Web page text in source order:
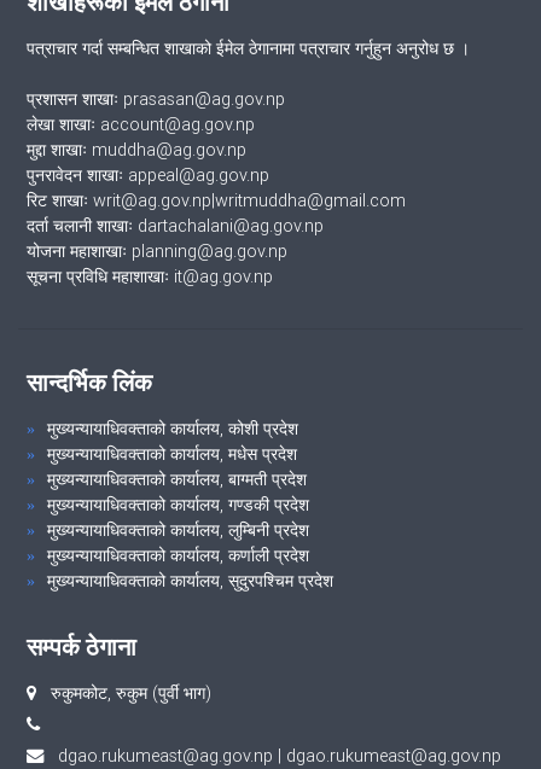
पत्राचार गर्दा सम्बन्धित शाखाको ईमेल ठेगानामा पत्राचार गर्नुहुन अनुरोध छ ।
प्रशासन शाखाः prasasan@ag.gov.np
लेखा शाखाः account@ag.gov.np
मुद्दा शाखाः muddha@ag.gov.np
पुनरावेदन शाखाः appeal@ag.gov.np
रिट शाखाः writ@ag.gov.np|writmuddha@gmail.com
दर्ता चलानी शाखाः dartachalani@ag.gov.np
योजना महाशाखाः planning@ag.gov.np
सूचना प्रविधि महाशाखाः it@ag.gov.np
सान्दर्भिक लिंक
मुख्यन्यायाधिवक्ताको कार्यालय, कोशी प्रदेश
मुख्यन्यायाधिवक्ताको कार्यालय, मधेस प्रदेश
मुख्यन्यायाधिवक्ताको कार्यालय, बाग्मती प्रदेश
मुख्यन्यायाधिवक्ताको कार्यालय, गण्डकी प्रदेश
मुख्यन्यायाधिवक्ताको कार्यालय, लुम्बिनी प्रदेश
मुख्यन्यायाधिवक्ताको कार्यालय, कर्णाली प्रदेश
मुख्यन्यायाधिवक्ताको कार्यालय, सुदुरपश्चिम प्रदेश
सम्पर्क ठेगाना
रुकुमकोट, रुकुम (पुर्वी भाग)
dgao.rukumeast@ag.gov.np | dgao.rukumeast@ag.gov.np